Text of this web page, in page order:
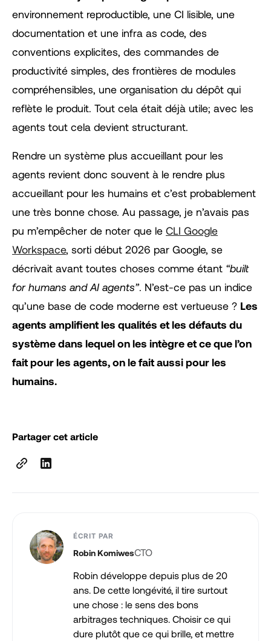
environnement reproductible, une CI lisible, une
documentation et une infra as code, des
conventions explicites, des commandes de
productivité simples, des frontières de modules
compréhensibles, une organisation du dépôt qui
reflète le produit. Tout cela était déjà utile; avec les
agents tout cela devient structurant.
Rendre un système plus accueillant pour les
agents revient donc souvent à le rendre plus
accueillant pour les humains et c’est probablement
une très bonne chose. Au passage, je n’avais pas
pu m’empêcher de noter que le CLI Google
Workspace, sorti début 2026 par Google, se
décrivait avant toutes choses comme étant “built
for humans and AI agents”. N’est-ce pas un indice
qu’une base de code moderne est vertueuse ? Les
agents amplifient les qualités et les défauts du
système dans lequel on les intègre et ce que l’on
fait pour les agents, on le fait aussi pour les
humains.
Partager cet article
ÉCRIT PAR
Robin KomiwesCTO
Robin développe depuis plus de 20
ans. De cette longévité, il tire surtout
une chose : le sens des bons
arbitrages techniques. Choisir ce qui
dure plutôt que ce qui brille, et mettre